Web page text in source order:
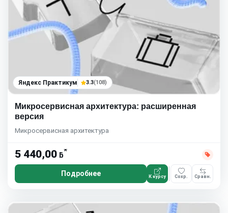
Яндекс Практикум 3.3(108)
Микросервисная архитектура: расширенная
версия
Микросервисная архитектура
5 440,00 ƃ*
Подробнее К курсу Сохр. Сравн.